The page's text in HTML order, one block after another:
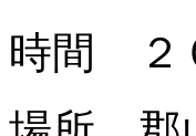
時間 ２